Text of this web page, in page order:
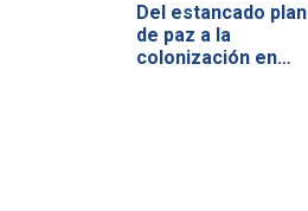
Del estancado plan
de paz a la
colonización en…